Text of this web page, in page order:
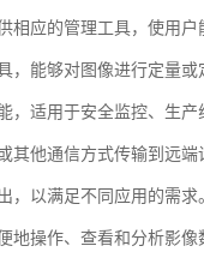
应的管理工具，使用
能够对图像进行定量
，适用于安全监控、生产
他通信方式传输到远端
，以满足不同应用的需求
地操作、查看和分析影像